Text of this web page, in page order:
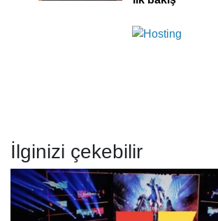
İlginizi çekebilir